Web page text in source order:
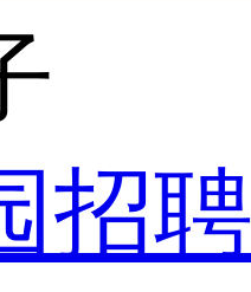
招聘